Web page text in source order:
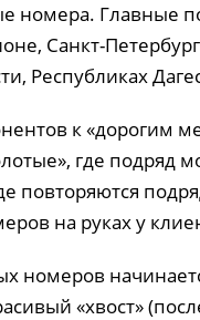
номера. Главные
Санкт-
Республиках
к «дорогим
где подряд
повторяются
на руках у
номеров
«хвост»